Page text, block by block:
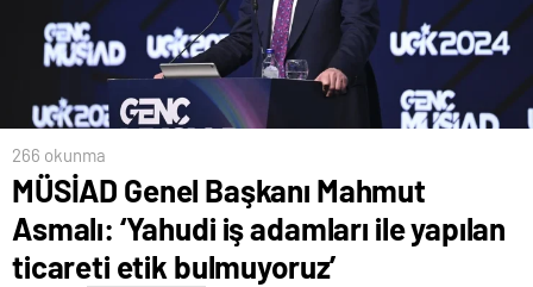
266 okunma
MÜSİAD Genel Başkanı Mahmut
Asmalı: ‘Yahudi iş adamları ile yapılan
ticareti etik bulmuyoruz’